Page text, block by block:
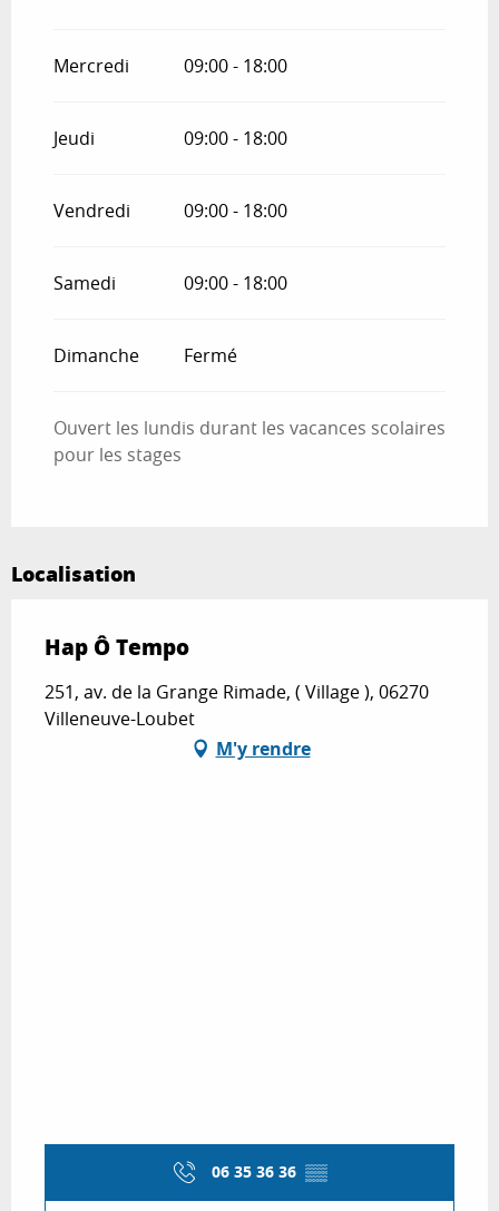
Mercredi 09:00 - 18:00
Jeudi 09:00 - 18:00
Vendredi 09:00 - 18:00
Samedi 09:00 - 18:00
Dimanche Fermé
Ouvert les lundis durant les vacances scolaires
pour les stages
Localisation
Hap Ô Tempo
251, av. de la Grange Rimade, ( Village ), 06270
Villeneuve-Loubet
M'y rendre
06 35 36 36 ▒▒